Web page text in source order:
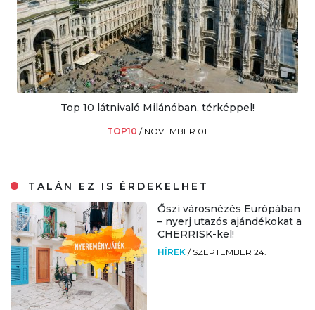
Top 10 látnivaló Milánóban, térképpel!
TOP10 / NOVEMBER 01.
TALÁN EZ IS ÉRDEKELHET
Őszi városnézés Európában
– nyerj utazós ajándékokat a
CHERRISK-kel!
HÍREK / SZEPTEMBER 24.